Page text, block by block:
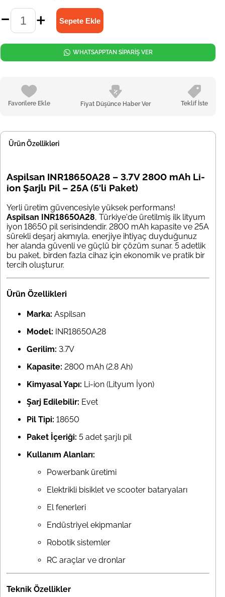
Favorilere Ekle Fiyat Düşünce Haber Ver Teklif İste
WHATSAPPTAN SİPARİŞ VER
Ürün Özellikleri
Aspilsan INR18650A28 – 3.7V 2800 mAh Li-
ion Şarjlı Pil – 25A (5'li Paket)
Yerli üretim güvencesiyle yüksek performans!
Aspilsan INR18650A28, Türkiye'de üretilmiş ilk lityum
iyon 18650 pil serisindendir. 2800 mAh kapasite ve 25A
sürekli deşarj akımıyla, enerjiye ihtiyaç duyduğunuz
her alanda güvenli ve güçlü bir çözüm sunar. 5 adetlik
bu paket, birden fazla cihaz için ekonomik ve pratik bir
tercih oluşturur.
Ürün Özellikleri
Marka: Aspilsan
Model: INR18650A28
Gerilim: 3.7V
Kapasite: 2800 mAh (2.8 Ah)
Kimyasal Yapı: Li-ion (Lityum İyon)
Şarj Edilebilir: Evet
Pil Tipi: 18650
Paket İçeriği: 5 adet şarjlı pil
Kullanım Alanları:
Powerbank üretimi
Elektrikli bisiklet ve scooter bataryaları
El fenerleri
Endüstriyel ekipmanlar
Robotik sistemler
RC araçlar ve dronlar
Teknik Özellikler